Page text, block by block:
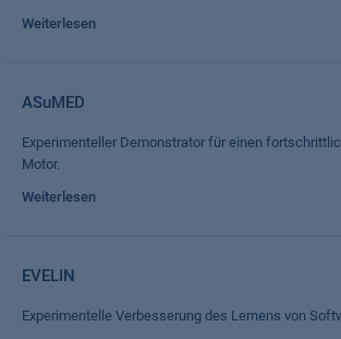
Weiterlesen
ASuMED
Experimenteller Demonstrator für einen
Motor.
Weiterlesen
EVELIN
Experimentelle Verbesserung des Lernens von